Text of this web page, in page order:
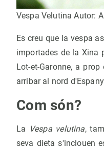
Vespa Velutina Autor:
Es creu que la vespa
importades de la Xina
Lot-et-Garonne, a
arribar al nord
Com són?
La Vespa velutina,
seva dieta s'inclouen